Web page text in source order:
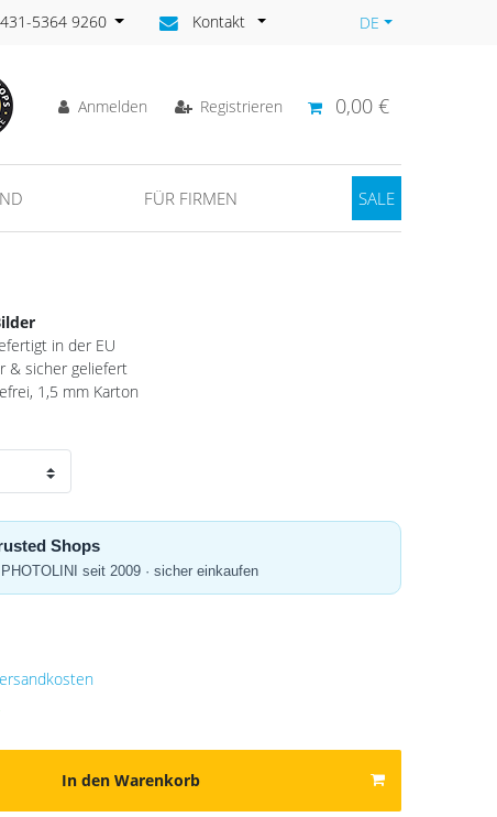
5364 9260 Kontakt DE
Anmelden Registrieren 0,00 €
FÜR FIRMEN SALE
in der EU
& sicher geliefert
1,5 mm Karton
Shops
seit 2009 · sicher einkaufen
In den Warenkorb